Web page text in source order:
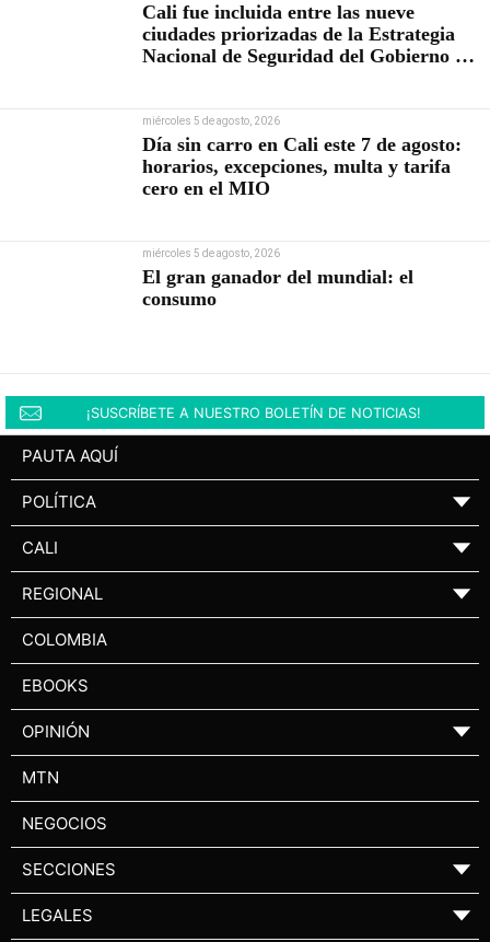
Cali fue incluida entre las nueve
ciudades priorizadas de la Estrategia
Nacional de Seguridad del Gobierno de
miércoles 5 de agosto, 2026
Día sin carro en Cali este 7 de agosto:
horarios, excepciones, multa y tarifa
cero en el MIO
miércoles 5 de agosto, 2026
El gran ganador del mundial: el
consumo
¡SUSCRÍBETE A NUESTRO BOLETÍN DE NOTICIAS!
PAUTA AQUÍ
POLÍTICA ▼
CALI ▼
REGIONAL ▼
COLOMBIA
EBOOKS
OPINIÓN ▼
MTN
NEGOCIOS
SECCIONES ▼
LEGALES ▼